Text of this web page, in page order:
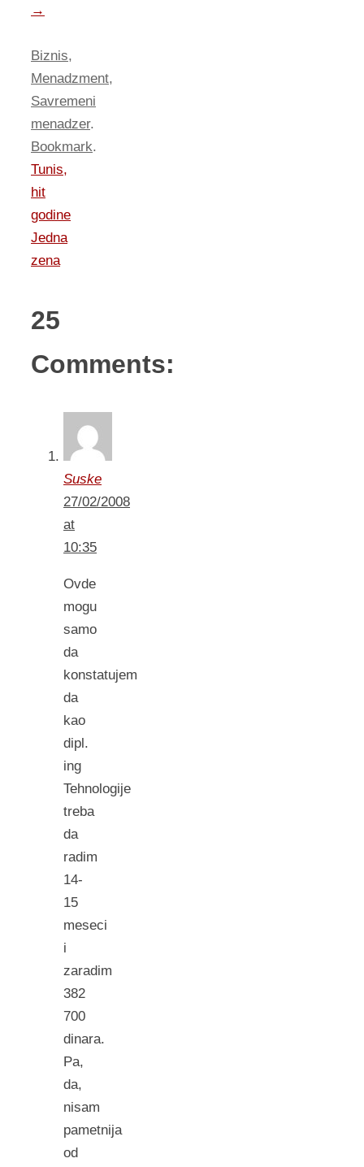
→
Biznis,
Menadzment,
Savremeni
menadzer.
Bookmark.
Tunis,
hit
godine
Jedna
zena
25
Comments:
Suske
27/02/2008
at
10:35
Ovde
mogu
samo
da
konstatujem
da
kao
dipl.
ing
Tehnologije
treba
da
radim
14-
15
meseci
i
zaradim
382
700
dinara.
Pa,
da,
nisam
pametnija
od